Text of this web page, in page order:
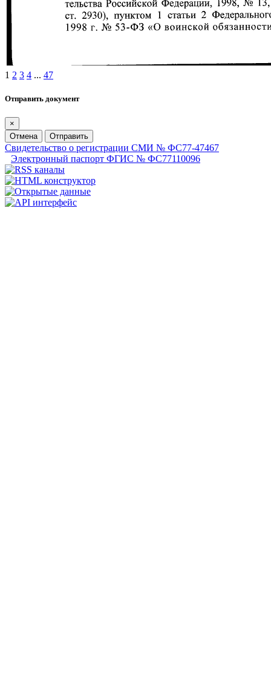
1 2 3 4 ... 47
Отправить документ
×
Отмена
Отправить
Свидетельство о регистрации СМИ № ФС77-47467
Электронный паспорт ФГИС № ФС77110096